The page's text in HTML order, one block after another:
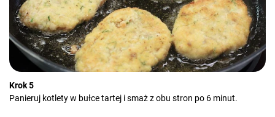
Krok 5
Panieruj kotlety w bułce tartej i smaż z obu stron po 6 minut.